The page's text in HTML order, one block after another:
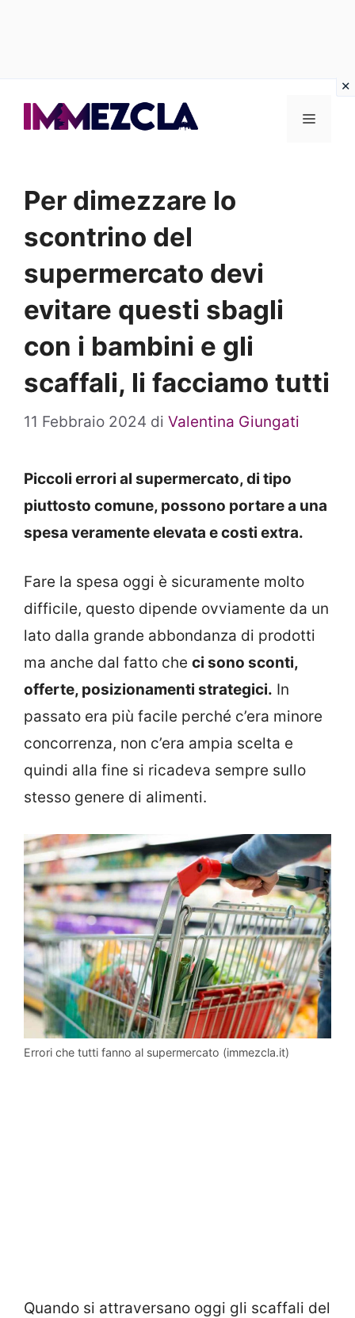
Menu
Per dimezzare lo
scontrino del
supermercato devi
evitare questi sbagli
con i bambini e gli
scaffali, li facciamo tutti
11 Febbraio 2024 di Valentina Giungati
Piccoli errori al supermercato, di tipo
piuttosto comune, possono portare a una
spesa veramente elevata e costi extra.
Fare la spesa oggi è sicuramente molto
difficile, questo dipende ovviamente da un
lato dalla grande abbondanza di prodotti
ma anche dal fatto che ci sono sconti,
offerte, posizionamenti strategici. In
passato era più facile perché c’era minore
concorrenza, non c’era ampia scelta e
quindi alla fine si ricadeva sempre sullo
stesso genere di alimenti.
Errori che tutti fanno al supermercato (immezcla.it)
Quando si attraversano oggi gli scaffali del